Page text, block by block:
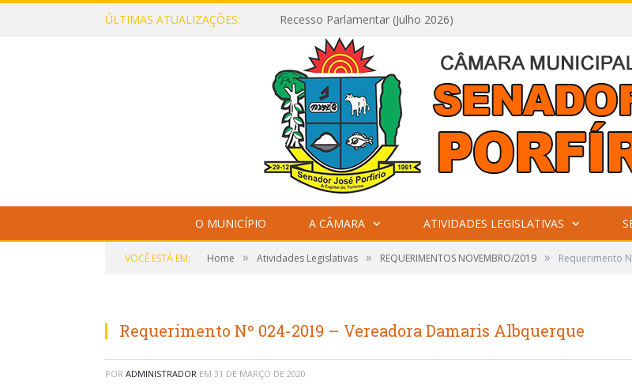
ÚLTIMAS ATUALIZAÇÕES: Recesso Parlamentar (Julho 2026)
O MUNICÍPIO A CÂMARA ATIVIDADES LEGISLATIVAS
VOCÊ ESTÁ EM: Home » Atividades Legislativas » REQUERIMENTOS NOVEMBRO/2019 » Requerimento
Requerimento Nº 024-2019 – Vereadora Damaris Albquerque
POR ADMINISTRADOR EM 31 DE MARÇO DE 2020